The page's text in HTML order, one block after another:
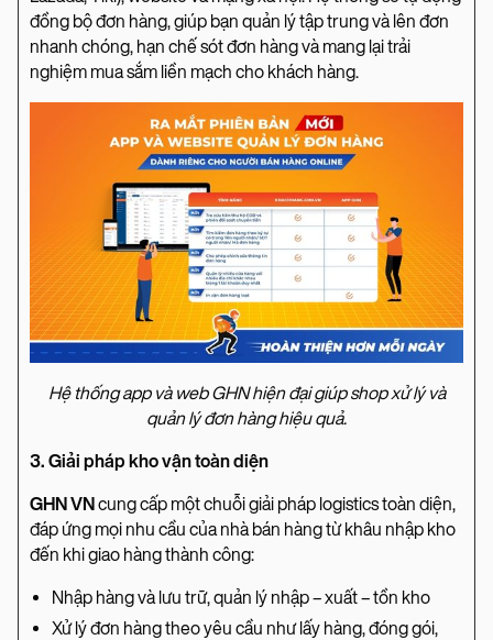
đồng bộ đơn hàng, giúp bạn quản lý tập trung và lên đơn
nhanh chóng, hạn chế sót đơn hàng và mang lại trải
nghiệm mua sắm liền mạch cho khách hàng.
Hệ thống app và web GHN hiện đại giúp shop xử lý và
quản lý đơn hàng hiệu quả.
3. Giải pháp kho vận toàn diện
GHN VNcung cấp một chuỗi giải pháp logistics toàn diện,
đáp ứng mọi nhu cầu của nhà bán hàng từ khâu nhập kho
đến khi giao hàng thành công:
Nhập hàng và lưu trữ, quản lý nhập – xuất – tồn kho
Xử lý đơn hàng theo yêu cầu như lấy hàng, đóng gói,